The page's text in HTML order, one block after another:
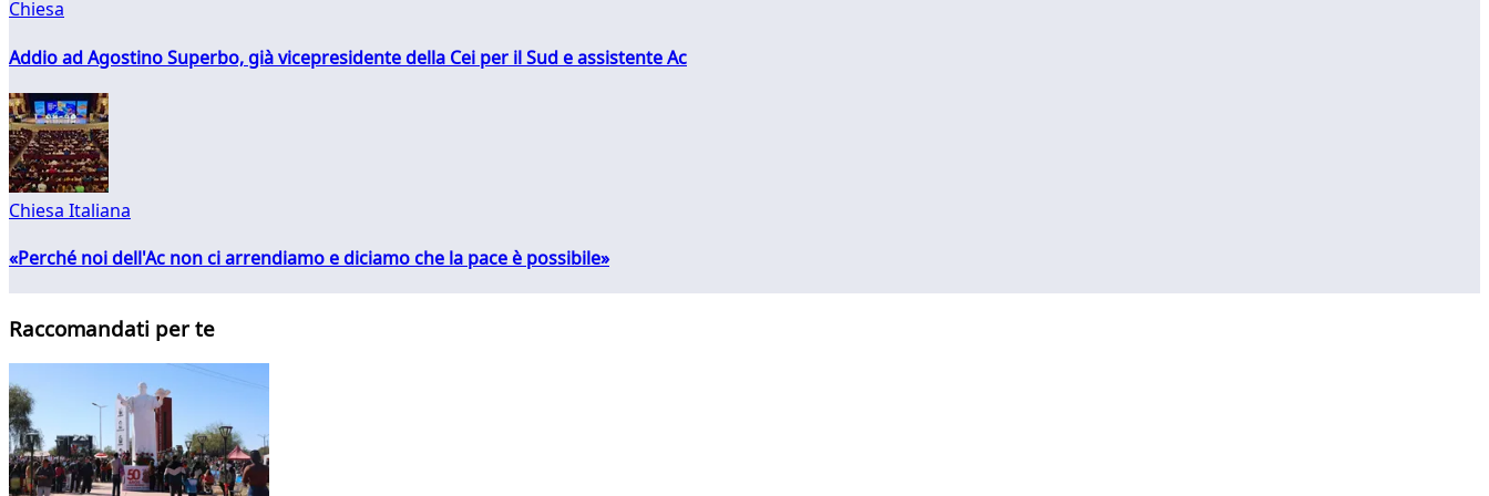
Chiesa
Addio ad Agostino Superbo, già vicepresidente della Cei per il Sud e assistente Ac
Chiesa Italiana
«Perché noi dell'Ac non ci arrendiamo e diciamo che la pace è possibile»
Raccomandati per te